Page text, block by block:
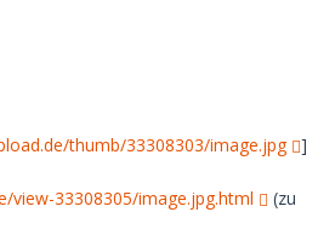
thumb/33308303/image.jpg ]
view-33308305/image.jpg.html
(zu